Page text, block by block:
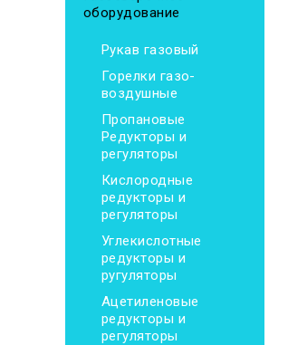
оборудование
Рукав газовый
Горелки газо-
воздушные
Пропановые
Редукторы и
регуляторы
Кислородные
редукторы и
регуляторы
Углекислотные
редукторы и
ругуляторы
Ацетиленовые
редукторы и
регуляторы